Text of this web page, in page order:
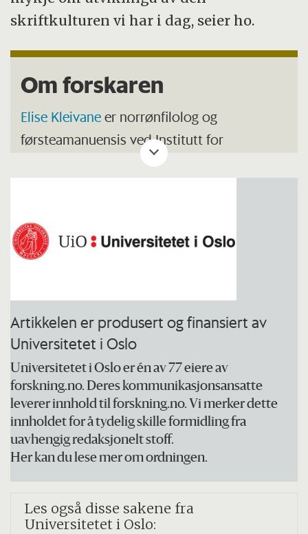
skriftkulturen vi har i dag, seier ho.
Om forskaren
Elise Kleivane er norrønfilolog og
førsteamanuensis ved Institutt for
lingvistiske og nordiske studium (ILN) ved
Ho leier forskingsprosjektet
mellom runer og manuskript. Innskrifter
Forskningsråd.
(Artikkelen er oppdatert 14.09)
Artikkelen er produsert og finansiert av
Universitetet i Oslo
Universitetet i Oslo er én av 77 eiere av
forskning.no. Deres kommunikasjonsansatte
leverer innhold til forskning.no. Vi merker dette
innholdet for å tydelig skille formidling fra
uavhengig redaksjonelt stoff.
Her kan du lese mer om ordningen.
Les også disse sakene fra
Universitetet i Oslo: